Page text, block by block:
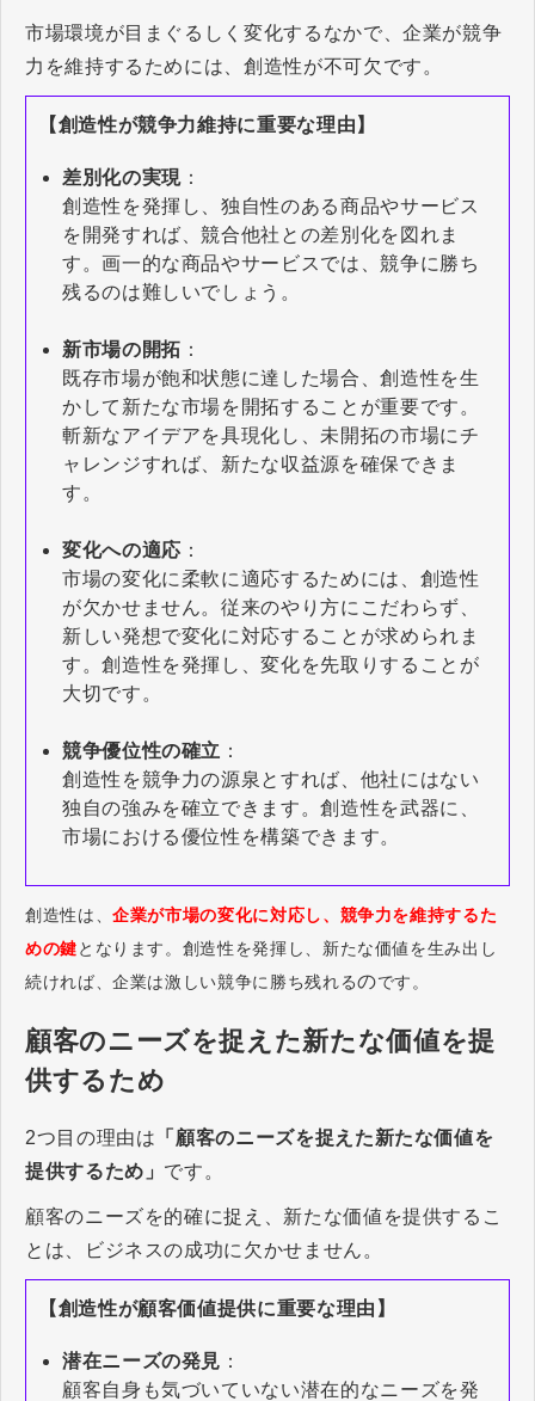
市場環境が目まぐるしく変化するなかで、企業が競争
力を維持するためには、創造性が不可欠です。
【創造性が競争力維持に重要な理由】
差別化の実現：
創造性を発揮し、独自性のある商品やサービス
を開発すれば、競合他社との差別化を図れま
す。画一的な商品やサービスでは、競争に勝ち
残るのは難しいでしょう。
新市場の開拓 ：
既存市場が飽和状態に達した場合、創造性を生
かして新たな市場を開拓することが重要です。
斬新なアイデアを具現化し、未開拓の市場にチ
ャレンジすれば、新たな収益源を確保できま
す。
変化への適応 ：
市場の変化に柔軟に適応するためには、創造性
が欠かせません。従来のやり方にこだわらず、
新しい発想で変化に対応することが求められま
す。創造性を発揮し、変化を先取りすることが
大切です。
競争優位性の確立 ：
創造性を競争力の源泉とすれば、他社にはない
独自の強みを確立できます。創造性を武器に、
市場における優位性を構築できます。
創造性は、企業が市場の変化に対応し、競争力を維持するた
めの鍵となります。創造性を発揮し、新たな価値を生み出し
続ければ、企業は激しい競争に勝ち残れるのです。
顧客のニーズを捉えた新たな価値を提
供するため
2つ目の理由は 「顧客のニーズを捉えた新たな価値を
提供するため」 です。
顧客のニーズを的確に捉え、新たな価値を提供するこ
とは、ビジネスの成功に欠かせません。
【創造性が顧客価値提供に重要な理由】
潜在ニーズの発見 ：
顧客自身も気づいていない潜在的なニーズを発